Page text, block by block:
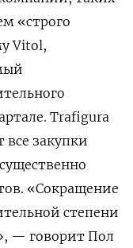
«строго
Vitol,
Trafigura
все закупки
«Сокращение
степени
— говорит Пол